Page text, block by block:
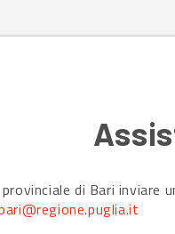
di Bari inviare